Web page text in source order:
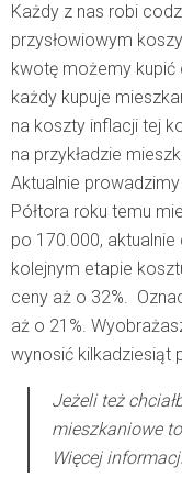
Każdy z nas robi
przysłowiowym
kwotę możemy kupić
każdy kupuje
na koszty inflacji tej
na przykładzie
Aktualnie
Półtora roku temu
po 170.000,
kolejnym etapie
ceny aż o 32%.
aż o 21%.
wynosić kilkadziesiąt
Jeżeli też
mieszkaniowe
Więcej